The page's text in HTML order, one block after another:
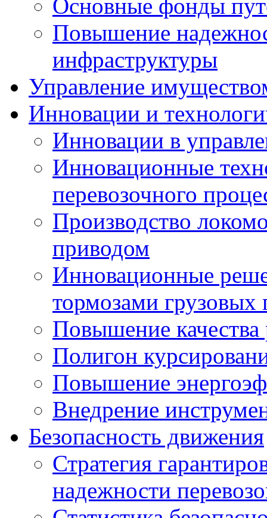
Основные фонды
Повышение
инфраструктуры
Управление
Инновации и
Инновации в
Инновационные
перевозочного
Производство
приводом
Инновационные
тормозами грузовых
Повышение качества
Полигон
Повышение
Внедрение
Безопасность движения
Стратегия
надежности